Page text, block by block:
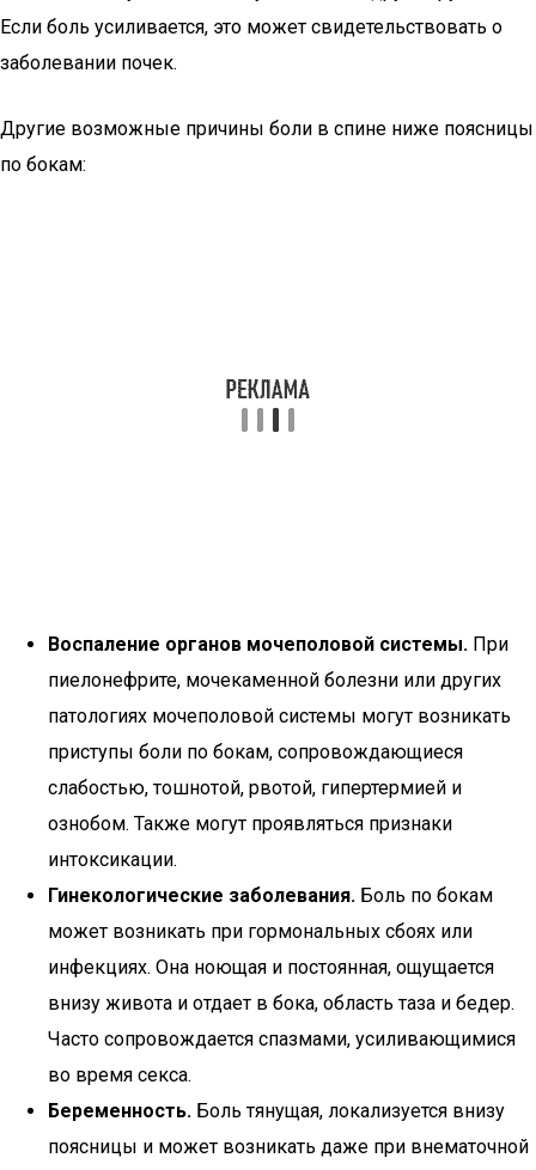
Если боль усиливается, это может свидетельствовать о
заболевании почек.
Другие возможные причины боли в спине ниже поясницы
по бокам:
Воспаление органов мочеполовой системы. При
пиелонефрите, мочекаменной болезни или других
патологиях мочеполовой системы могут возникать
приступы боли по бокам, сопровождающиеся
слабостью, тошнотой, рвотой, гипертермией и
ознобом. Также могут проявляться признаки
интоксикации.
Гинекологические заболевания. Боль по бокам
может возникать при гормональных сбоях или
инфекциях. Она ноющая и постоянная, ощущается
внизу живота и отдает в бока, область таза и бедер.
Часто сопровождается спазмами, усиливающимися
во время секса.
Беременность. Боль тянущая, локализуется внизу
поясницы и может возникать даже при внематочной